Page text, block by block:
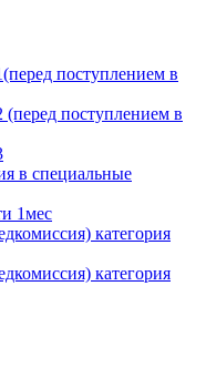
поступлением в
поступлением в
в специальные
1мес
категория
категория